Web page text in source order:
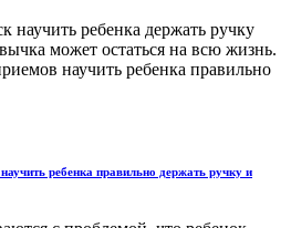
научить ребенка держать ручку
может остаться на всю жизнь.
научить ребенка правильно
ребенка правильно держать ручку и